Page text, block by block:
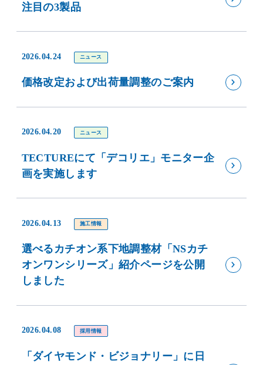
注目の3製品
2026.04.24 ニュース
価格改定および出荷量調整のご案内
2026.04.20 ニュース
TECTUREにて「デコリエ」モニター企
画を実施します
2026.04.13 施工情報
選べるカチオン系下地調整材「NSカチ
オンワンシリーズ」紹介ページを公開
しました
2026.04.08 採用情報
「ダイヤモンド・ビジョナリー」に日